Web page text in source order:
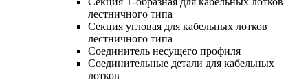
лестничного типа
Секция угловая для кабельных лотков
лестничного типа
Соединитель несущего профиля
Соединительные детали для кабельных
лотков